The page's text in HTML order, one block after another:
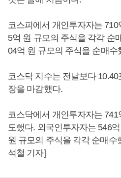
코스피에서 개인투자자는
5억 원 규모의 주식을 각각 순
04억 원 규모의 주식을 순매수
코스닥 지수는 전날보다 10.40
장을 마감했다.
코스닥에서 개인투자자는 741
도했다. 외국인투자자는 546
원 규모의 주식을 각각 순매수
석철 기자]